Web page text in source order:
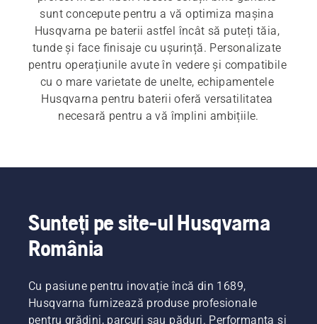
sunt concepute pentru a vă optimiza mașina
Husqvarna pe baterii astfel încât să puteți tăia,
tunde și face finisaje cu ușurință. Personalizate
pentru operațiunile avute în vedere și compatibile
cu o mare varietate de unelte, echipamentele
Husqvarna pentru baterii oferă versatilitatea
necesară pentru a vă împlini ambițiile.
Sunteți pe site-ul Husqvarna
România
Cu pasiune pentru inovație încă din 1689,
Husqvarna furnizează produse profesionale
pentru grădini, parcuri sau păduri. Performanța și